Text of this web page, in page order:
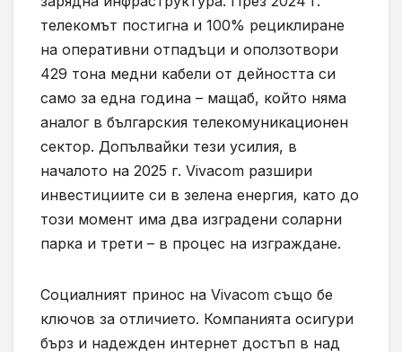
телекомът постигна и 100% рециклиране
на оперативни отпадъци и оползотвори
429 тона медни кабели от дейността си
само за една година – мащаб, който няма
аналог в българския телекомуникационен
сектор. Допълвайки тези усилия, в
началото на 2025 г. Vivacom разшири
инвестициите си в зелена енергия, като до
този момент има два изградени соларни
парка и трети – в процес на изграждане.
Социалният принос на Vivacom също бе
ключов за отличието. Компанията осигури
бърз и надежден интернет достъп в над